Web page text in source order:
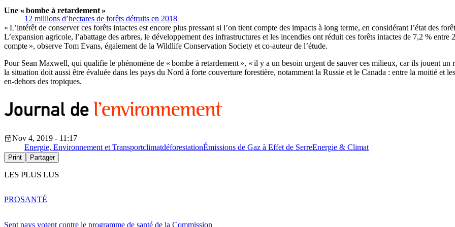
12 millions d’hectares de forêts détruits en 2018
Une « bombe à retardement »
« L’intérêt de conserver ces forêts intactes est encore plus pressant si l’on tient compte des impacts à long terme, en considérant l’état des
L’expansion agricole, l’abattage des arbres, le développement des infrastructures et les incendies ont réduit ces forêts intactes de 7,2 % entre
compte », observe Tom Evans, également de la Wildlife Conservation Society et co-auteur de l’étude.
Pour Sean Maxwell, qui qualifie le phénomène de « bombe à retardement », « il y a un besoin urgent de sauver ces milieux, car ils jouent
la situation doit aussi être évaluée dans les pays du Nord à forte couverture forestière, notamment la Russie et le Canada : entre la moitié et
en-dehors des tropiques.
Nov 4, 2019 - 11:17
Energie, Environnement et TransportclimatdéforestationÉmissions de Gaz à Effet de SerreEnergie & Climat
Print Partager
LES PLUS LUS
Sept pays votent contre le programme de santé de la Commission
PROSANTÉ